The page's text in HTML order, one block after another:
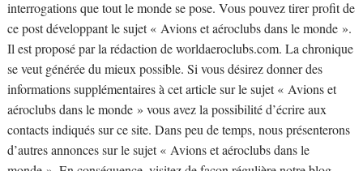
interrogations que tout le monde se pose. Vous pouvez tirer profit de
ce post développant le sujet « Avions et aéroclubs dans le monde ».
Il est proposé par la rédaction de worldaeroclubs.com. La chronique
se veut générée du mieux possible. Si vous désirez donner des
informations supplémentaires à cet article sur le sujet « Avions et
aéroclubs dans le monde » vous avez la possibilité d’écrire aux
contacts indiqués sur ce site. Dans peu de temps, nous présenterons
d’autres annonces sur le sujet « Avions et aéroclubs dans le